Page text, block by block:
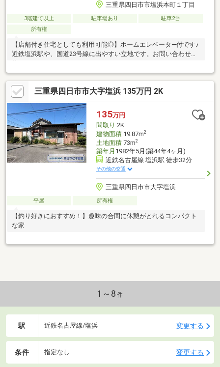
三重県四日市市塩浜本町１丁目
3階建て以上 駐車場あり
駐車2台
所有権
【店舗付き住宅としても利用可能◎】ホームエレベータ―付です♪
近鉄塩浜駅や、国道23号線に出やすい立地です。お問い合わせお
三重県四日市市大字塩浜 135万円 2K
135万円
間取り 2K
建物面積19.87m2
土地面積73m2
築年月 1982年5月(築44年4ヶ月)
近鉄名古屋線 塩浜駅 徒歩32分
その他の交通
三重県四日市市大字塩浜
平屋 所有権
【釣り好きにおすすめ！】趣味の合間に休憩がとれるコンパクト
な家
1～8 件
駅 近鉄名古屋線/塩浜 変更する
条件 指定なし 変更する